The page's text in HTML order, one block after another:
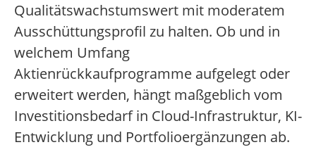
Qualitätswachstumswert mit moderatem
Ausschüttungsprofil zu halten. Ob und in
welchem Umfang
Aktienrückkaufprogramme aufgelegt oder
erweitert werden, hängt maßgeblich vom
Investitionsbedarf in Cloud-Infrastruktur, KI-
Entwicklung und Portfolioergänzungen ab.